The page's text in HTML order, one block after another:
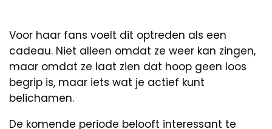
Voor haar fans voelt dit optreden als een
cadeau. Niet alleen omdat ze weer kan zingen,
maar omdat ze laat zien dat hoop geen loos
begrip is, maar iets wat je actief kunt
belichamen.
De komende periode belooft interessant te